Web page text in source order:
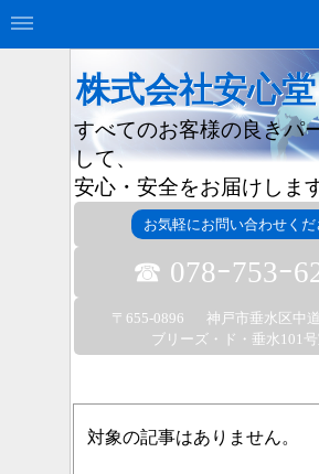
株式会社安心堂
すべてのお客様の良きパ
して、
安心・安全をお届けします
お気軽にお問い合わせくだ
☎ 078ｰ753ｰ
〒655-0896
神戸市垂水区中
ブリーズ・ド・垂水101
対象の記事はありません。